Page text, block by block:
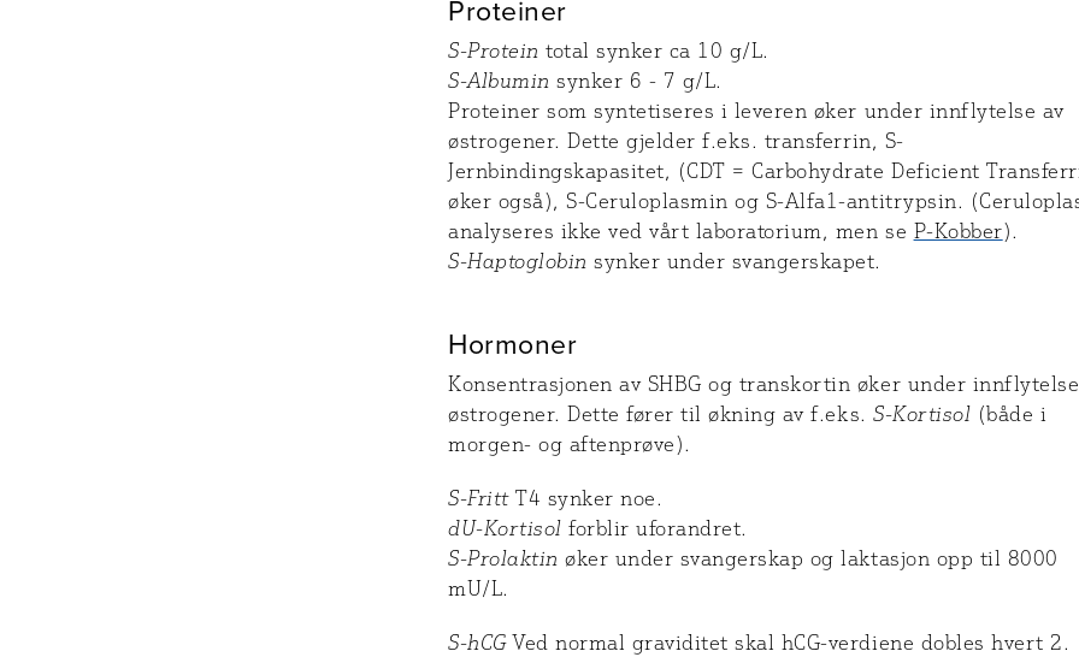
Proteiner
S-Protein total synker ca 10 g/L.
S-Albumin synker 6 - 7 g/L.
Proteiner som syntetiseres i leveren øker under innflytelse av
østrogener. Dette gjelder f.eks. transferrin, S-
Jernbindingskapasitet, (CDT = Carbohydrate Deficient
øker også), S-Ceruloplasmin og S-Alfa1-antitrypsin.
analyseres ikke ved vårt laboratorium, men se P-Kobber).
S-Haptoglobin synker under svangerskapet.
Hormoner
Konsentrasjonen av SHBG og transkortin øker under
østrogener. Dette fører til økning av f.eks.S-Kortisol (både i
morgen- og aftenprøve).
S-FrittT4 synker noe.
dU-Kortisol forblir uforandret.
S-Prolaktin øker under svangerskap og laktasjon opp til 8000
mU/L.
S-hCGVed normal graviditet skal hCG-verdiene dobles hvert 2.